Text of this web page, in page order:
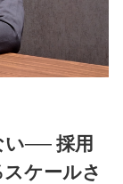
い── 採用
ケールさ